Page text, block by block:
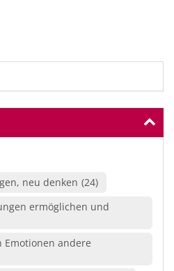
neu denken 24
ermöglichen und
andere